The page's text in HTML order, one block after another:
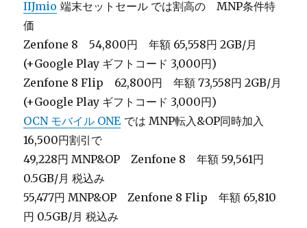
IIJmio 端末セットセール では割高の MNP条件特
価
Zenfone 8 54,800円 年額 65,558円 2GB/月
(+Google Play ギフトコード 3,000円)
Zenfone 8 Flip 62,800円 年額 73,558円 2GB/月
(+Google Play ギフトコード 3,000円)
OCN モバイル ONE では MNP転入&OP同時加入
16,500円割引で
49,228円 MNP&OP Zenfone 8 年額 59,561円
0.5GB/月 税込み
55,477円 MNP&OP Zenfone 8 Flip 年額 65,810
円 0.5GB/月 税込み